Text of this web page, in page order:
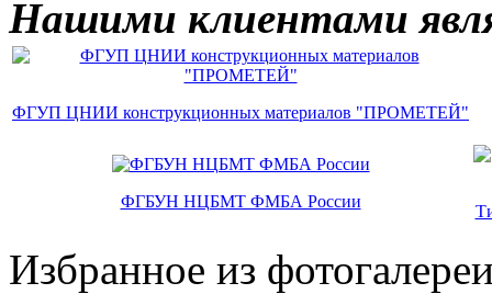
Нашими клиентами
ФГУП ЦНИИ конструкционных материалов "ПРОМЕТЕЙ"
ФГБУН НЦБМТ ФМБА России
Избранное из